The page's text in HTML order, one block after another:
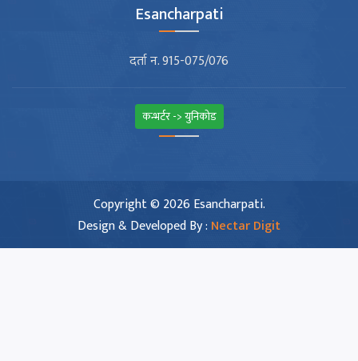
Esancharpati
दर्ता न. 915-075/076
कन्भर्टर -> युनिकोड
Copyright © 2026 Esancharpati.
Design & Developed By : Nectar Digit